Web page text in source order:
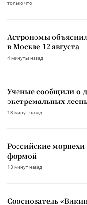
только что
Астрономы
в Москве 12 августа
4 минуты назад
Ученые сообщили о
экстремальных
13 минут назад
Российские
формой
13 минут назад
Сооснователь